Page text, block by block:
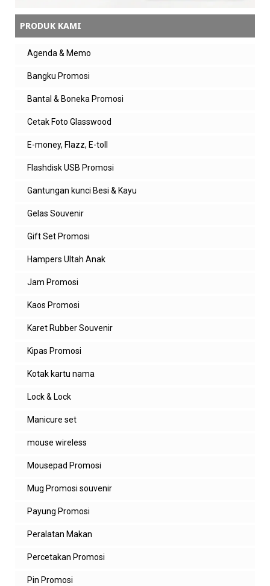
PRODUK KAMI
Agenda & Memo
Bangku Promosi
Bantal & Boneka Promosi
Cetak Foto Glasswood
E-money, Flazz, E-toll
Flashdisk USB Promosi
Gantungan kunci Besi & Kayu
Gelas Souvenir
Gift Set Promosi
Hampers Ultah Anak
Jam Promosi
Kaos Promosi
Karet Rubber Souvenir
Kipas Promosi
Kotak kartu nama
Lock & Lock
Manicure set
mouse wireless
Mousepad Promosi
Mug Promosi souvenir
Payung Promosi
Peralatan Makan
Percetakan Promosi
Pin Promosi